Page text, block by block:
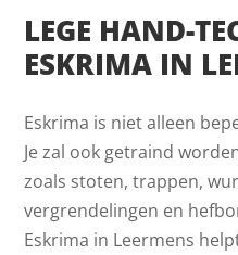
LEGE HAND-
ESKRIMA IN
Eskrima is niet alleen
Je zal ook getraind
zoals stoten, trappen,
vergrendelingen en
Eskrima in Leermens